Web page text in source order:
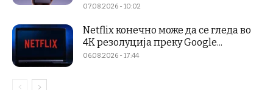
07.08.2026 - 10:02
Netflix конечно може да се гледа во
4K резолуција преку Google...
06.08.2026 - 17:44